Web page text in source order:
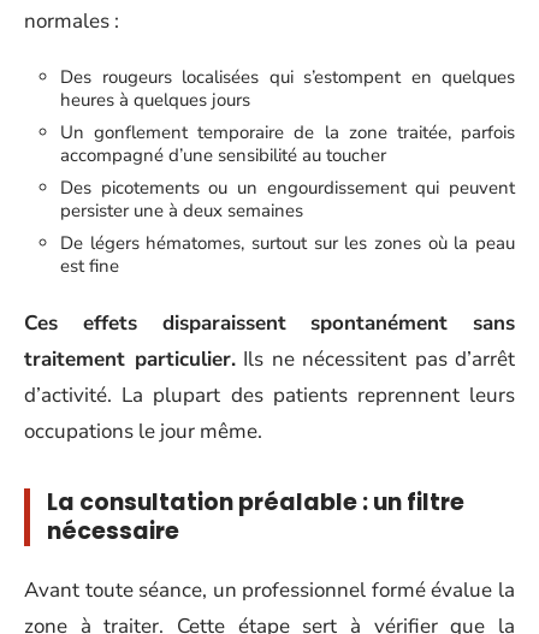
normales :
Des rougeurs localisées qui s’estompent en quelques
heures à quelques jours
Un gonflement temporaire de la zone traitée, parfois
accompagné d’une sensibilité au toucher
Des picotements ou un engourdissement qui peuvent
persister une à deux semaines
De légers hématomes, surtout sur les zones où la peau
est fine
Ces effets disparaissent spontanément sans
traitement particulier.Ils ne nécessitent pas d’arrêt
d’activité. La plupart des patients reprennent leurs
occupations le jour même.
La consultation préalable : un filtre
nécessaire
Avant toute séance, un professionnel formé évalue la
zone à traiter. Cette étape sert à vérifier que la